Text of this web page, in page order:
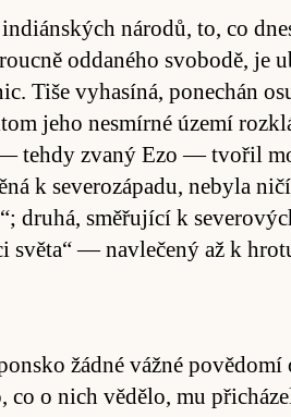
ná­ro­dů, to, co
od­daného svo­bo­dě, je
Tiše vy­ha­síná, po­ne­chán
jeho ne­smírné území
tehdy zvaný Ezo — tvo­řil
k seve­ro­zá­pa­du, ne­byla
druhá, smě­řu­jící k
— navle­čený až k
žádné vážné
o nich vě­dě­lo, mu